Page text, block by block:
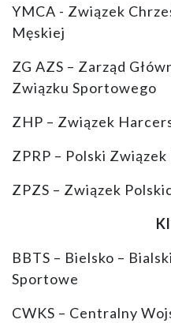
YMCA - Związek
Męskiej
ZG AZS – Zarząd
Związku Sportowego
ZHP – Związek
ZPRP – Polski Związek
ZPZS – Związek
BBTS – Bielsko –
Sportowe
CWKS – Centralny